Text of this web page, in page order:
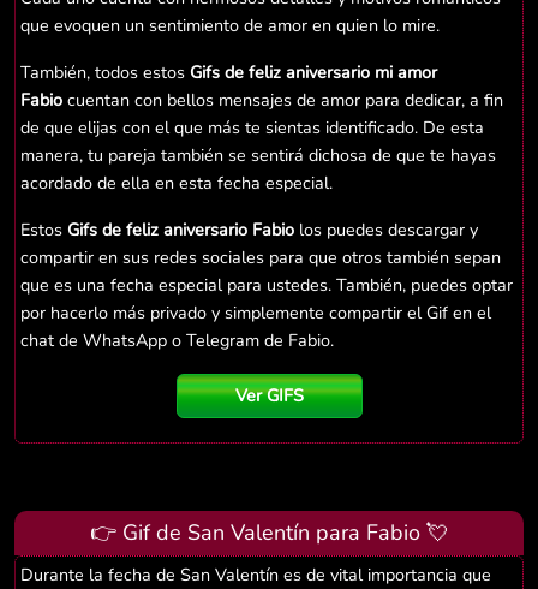
que evoquen un sentimiento de amor en quien lo mire.
También, todos estos Gifs de feliz aniversario mi amor
Fabio cuentan con bellos mensajes de amor para dedicar, a fin
de que elijas con el que más te sientas identificado. De esta
manera, tu pareja también se sentirá dichosa de que te hayas
acordado de ella en esta fecha especial.
Estos Gifs de feliz aniversario Fabio los puedes descargar y
compartir en sus redes sociales para que otros también sepan
que es una fecha especial para ustedes. También, puedes optar
por hacerlo más privado y simplemente compartir el Gif en el
chat de WhatsApp o Telegram de Fabio.
Ver GIFS
👉 Gif de San Valentín para Fabio 💘
Durante la fecha de San Valentín es de vital importancia que